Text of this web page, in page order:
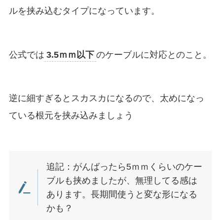
ルを挟み込むタイプになっています。
公式では 3.5ｍｍ以下 のケーブルに対応とのこと。
逆に細すぎるとスカスカになるので、太めになっ
ている根元を挟み込みましょう
追記：がんばったら5ｍｍくらいのケー
ブルも挟めましたが、無理してる感は
あります。長期間使うと変な形になる
かも？